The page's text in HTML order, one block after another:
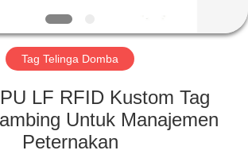
Tag Telinga Domba
LF RFID Kustom Tag
Untuk Manajemen
Peternakan